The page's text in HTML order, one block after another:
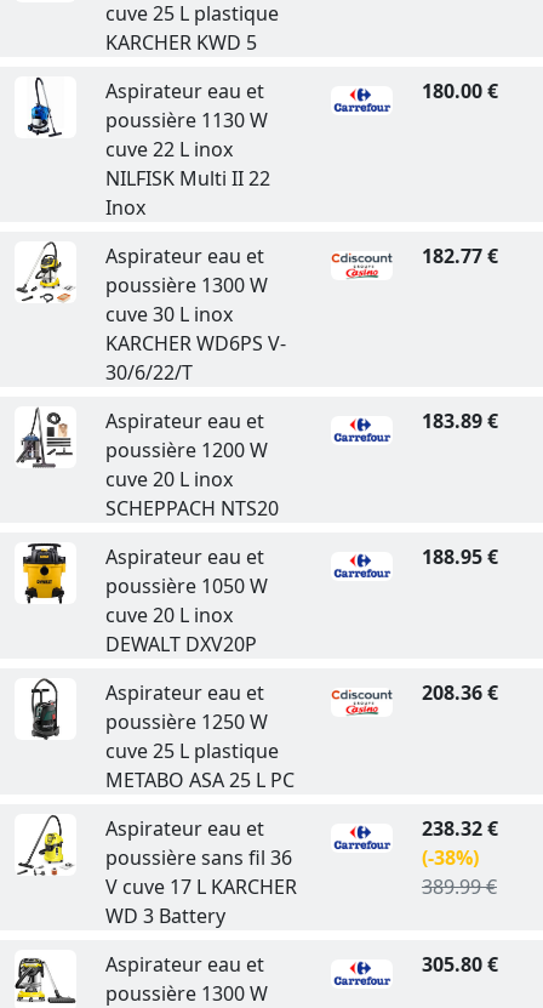
cuve 25 L plastique
KARCHER KWD 5
Aspirateur eau et
poussière 1130 W
cuve 22 L inox
NILFISK Multi II 22
Inox
180.00 €
Aspirateur eau et
poussière 1300 W
cuve 30 L inox
KARCHER WD6PS V-
30/6/22/T
182.77 €
Aspirateur eau et
poussière 1200 W
cuve 20 L inox
SCHEPPACH NTS20
183.89 €
Aspirateur eau et
poussière 1050 W
cuve 20 L inox
DEWALT DXV20P
188.95 €
Aspirateur eau et
poussière 1250 W
cuve 25 L plastique
METABO ASA 25 L PC
208.36 €
Aspirateur eau et
poussière sans fil 36
V cuve 17 L KARCHER
WD 3 Battery
238.32 €
(-38%)
389.99 €
Aspirateur eau et
poussière 1300 W
305.80 €